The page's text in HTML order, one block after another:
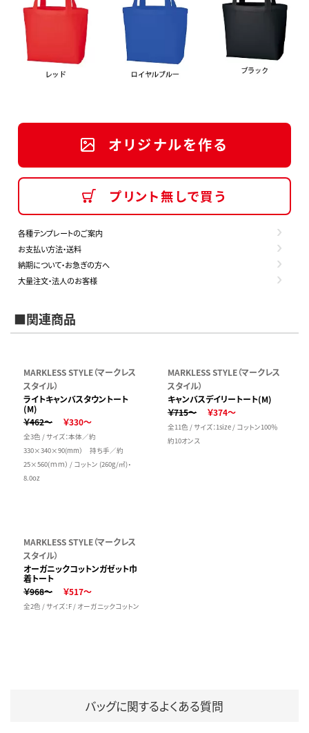
オリジナルを作る
プリント無しで買う
各種テンプレートのご案内
お支払い方法・送料
納期について・お急ぎの方へ
大量注文・法人のお客様
■関連商品
MARKLESS STYLE（マークレス
スタイル）
ライトキャンバスタウントート
(M)
￥462～
￥330～
全3色 / サイズ：本体／約
330×340×90(mm） 持ち手／約
25×560(ｍｍ） / コットン (260g/㎡)・
8.0oz
MARKLESS STYLE（マークレス
スタイル）
キャンバスデイリートート(M)
￥715～
￥374～
全11色 / サイズ：1size / コットン100％
約10オンス
MARKLESS STYLE（マークレス
スタイル）
オーガニックコットンガゼット巾
着トート
￥968～
￥517～
全2色 / サイズ：F / オーガニックコットン
バッグに関するよくある質問